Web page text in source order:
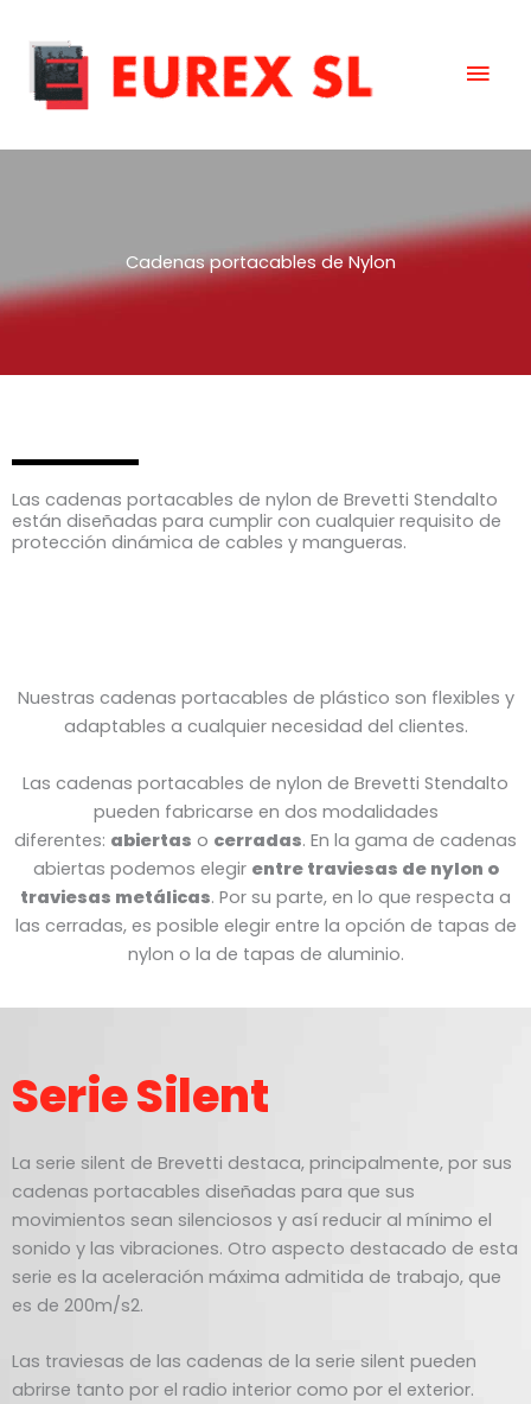
contenido
Cadenas portacables de Nylon
Las cadenas portacables de nylon de Brevetti Stendalto
están diseñadas para cumplir con cualquier requisito de
protección dinámica de cables y mangueras.
Nuestras cadenas portacables de plástico son flexibles y
adaptables a cualquier necesidad del clientes.
Las cadenas portacables de nylon de Brevetti Stendalto
pueden fabricarse en dos modalidades
diferentes: abiertas o cerradas. En la gama de cadenas
abiertas podemos elegir entre traviesas de nylon o
traviesas metálicas. Por su parte, en lo que respecta a
las cerradas, es posible elegir entre la opción de tapas de
nylon o la de tapas de aluminio.
Serie Silent
La serie silent de Brevetti destaca, principalmente, por sus
cadenas portacables diseñadas para que sus
movimientos sean silenciosos y así reducir al mínimo el
sonido y las vibraciones. Otro aspecto destacado de esta
serie es la aceleración máxima admitida de trabajo, que
es de 200m/s2.
Las traviesas de las cadenas de la serie silent pueden
abrirse tanto por el radio interior como por el exterior.